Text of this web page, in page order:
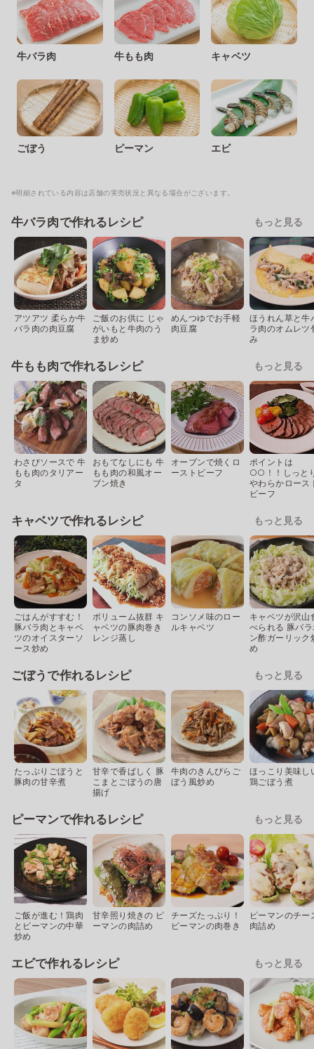
牛バラ肉 牛もも肉 キャベツ
ごぼう ピーマン エビ
※明細されている内容は店舗の実売状況と異なる場合がございます。
牛バラ肉で作れるレシピ もっと見る
アツアツ 柔らか牛
バラ肉の肉豆腐
ご飯のお供に じゃ
がいもと牛肉のう
ま炒め
めんつゆでお手軽
肉豆腐
ほうれん草と牛
ラ肉のオムレツ
み
牛もも肉で作れるレシピ もっと見る
わさびソースで 牛
もも肉のタリアー
タ
おもてなしにも 牛
もも肉の和風オー
ブン焼き
オーブンで焼くロ
ーストビーフ
ポイントは
○○！！しっと
やわらかロース
ビーフ
キャベツで作れるレシピ もっと見る
ごはんがすすむ！
豚バラ肉とキャベ
ツのオイスターソ
ース炒め
ボリューム抜群 キ
ャベツの豚肉巻き
レンジ蒸し
コンソメ味のロー
ルキャベツ
キャベツが沢山
べられる 豚バ
ン酢ガーリック
め
ごぼうで作れるレシピ もっと見る
たっぷりごぼうと
豚肉の甘辛煮
甘辛で香ばしく 豚
こまとごぼうの唐
揚げ
牛肉のきんぴらご
ぼう風炒め
ほっこり美味し
鶏ごぼう煮
ピーマンで作れるレシピ もっと見る
ご飯が進む！鶏肉
とピーマンの中華
炒め
甘辛照り焼きの ピ
ーマンの肉詰め
チーズたっぷり！
ピーマンの肉巻き
ピーマンのチー
肉詰め
エビで作れるレシピ もっと見る